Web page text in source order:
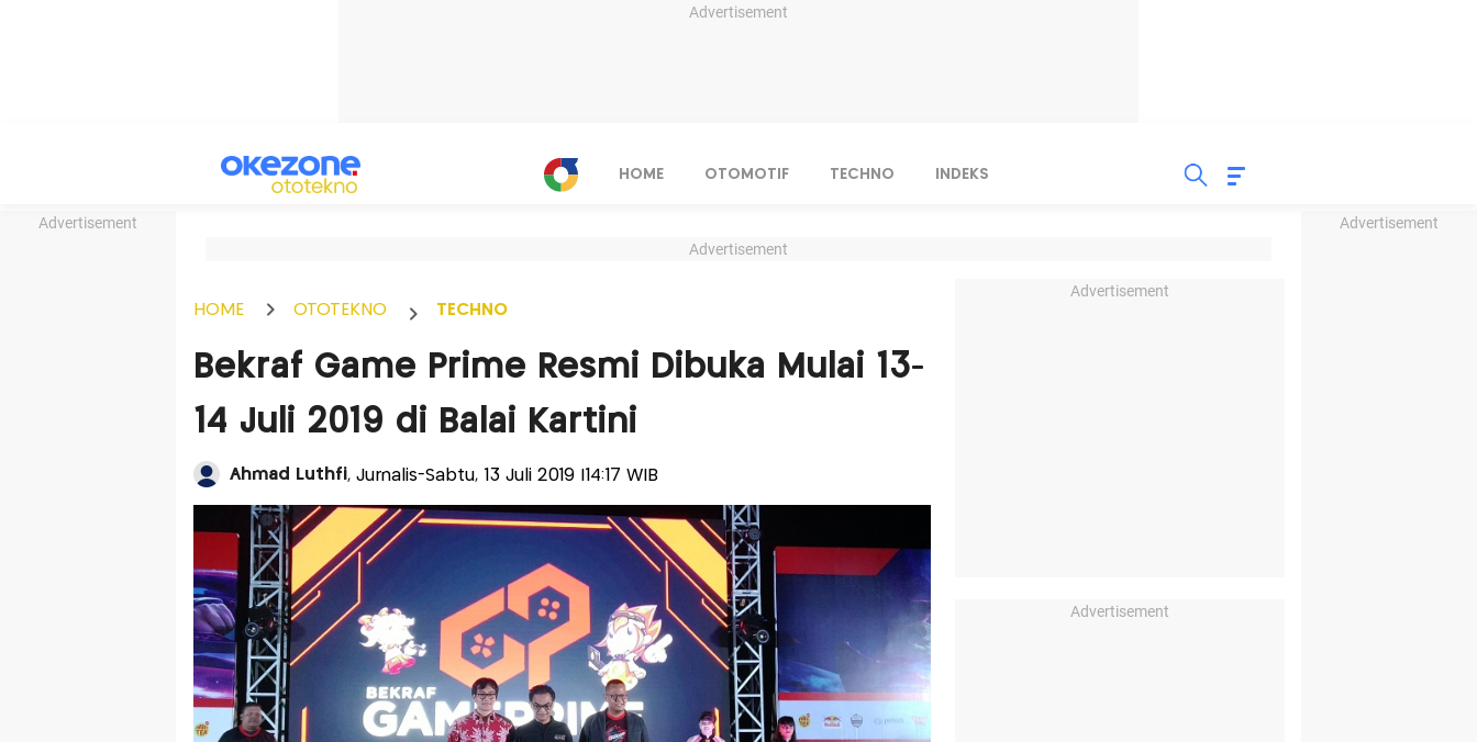
Advertisement
Advertisement Advertisement
HOME OTOMOTIF TECHNO INDEKS
Advertisement
HOME OTOTEKNO TECHNO
Bekraf Game Prime Resmi Dibuka Mulai 13-
14 Juli 2019 di Balai Kartini
Ahmad Luthfi, Jurnalis-Sabtu, 13 Juli 2019 |14:17 WIB
Advertisement
Advertisement